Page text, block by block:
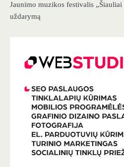
Jaunimo muzikos festivalis
uždarymą